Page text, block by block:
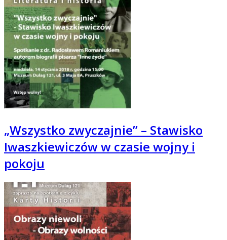
„Wszystko zwyczajnie” – Stawisko
Iwaszkiewiczów w czasie wojny i
pokoju